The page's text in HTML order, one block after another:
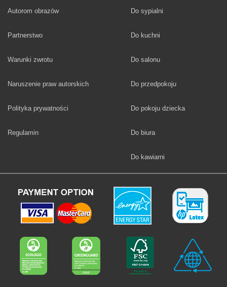
Autorom obrazów
Partnerstwo
Warunki zwrotu
Naruszenie praw autorskich
Polityka prywatności
Regulamin
Fototapety
Do sypialni
Fototapety
Do kuchni
Fototapety
Do salonu
Fototapety
Do przedpokoju
Fototapety
Do pokoju dziecka
Fototapety
Do biura
Fototapety
Do kawiarni